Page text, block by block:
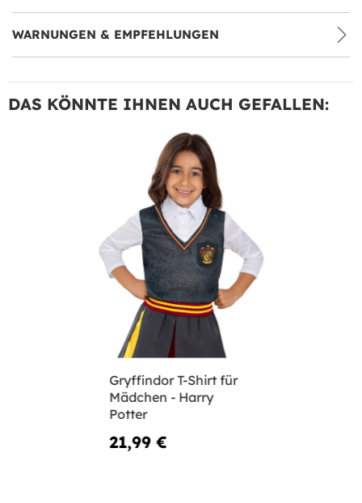
WARNUNGEN & EMPFEHLUNGEN
DAS KÖNNTE IHNEN AUCH GEFALLEN:
Gryffindor T-Shirt für
Mädchen - Harry
Potter
21,99 €